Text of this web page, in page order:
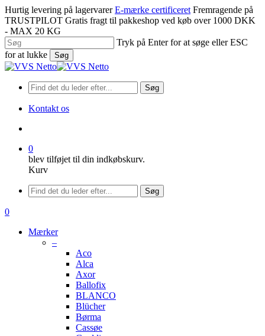
Spring
til
hovedindhold
Hurtig levering på lagervarer E-mærke certificeret Fremragende på
TRUSTPILOT Gratis fragt til pakkeshop ved køb over 1000 DKK
- MAX 20 KG
Tryk på Enter for at søge eller ESC
for at lukke
Søg
Luk
Søg
Kontakt os
0
blev tilføjet til din indkøbskurv.
Kurv
Menu
Søg
søge
0
Mærker
–
Aco
Alca
Axor
Ballofix
BLANCO
Blücher
Børma
Cassøe